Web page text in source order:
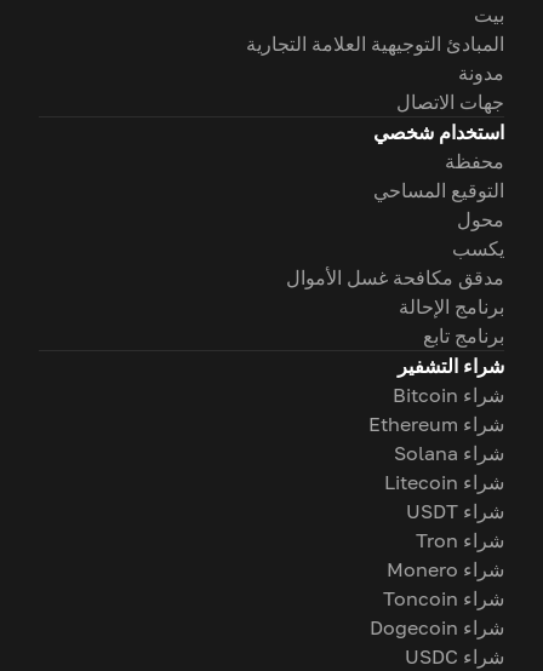
بيت
المبادئ التوجيهية العلامة التجارية
مدونة
جهات الاتصال
استخدام شخصي
محفظة
التوقيع المساحي
محول
يكسب
مدقق مكافحة غسل الأموال
برنامج الإحالة
برنامج تابع
شراء التشفير
شراء Bitcoin
شراء Ethereum
شراء Solana
شراء Litecoin
شراء USDT
شراء Tron
شراء Monero
شراء Toncoin
شراء Dogecoin
شراء USDC